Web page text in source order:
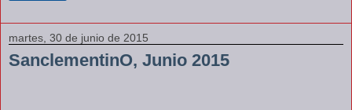
martes, 30 de junio de 2015
SanclementinO, Junio 2015